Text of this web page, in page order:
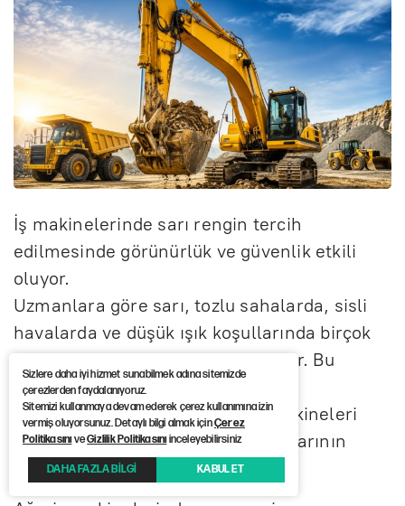
İş makinelerinde sarı rengin tercih
edilmesinde görünürlük ve güvenlik etkili
oluyor.
Uzmanlara göre sarı, tozlu sahalarda, sisli
havalarda ve düşük ışık koşullarında birçok
renge göre daha kolay fark ediliyor. Bu
sayede operatörlerin ve sahadaki
çalışanların hareket halindeki makineleri
daha erken görmesi, olası iş kazalarının
azaltılmasına katkı sağlıyor.
Sizlere daha iyi hizmet sunabilmek adına sitemizde
çerezlerden faydalanıyoruz.
Sitemizi kullanmaya devam ederek çerez kullanımına izin
vermiş oluyorsunuz. Detaylı bilgi almak içinÇerez
PolitikasınıveGizlilik Politikasınıinceleyebilirsiniz
DAHA FAZLA BİLGİ KABUL ET